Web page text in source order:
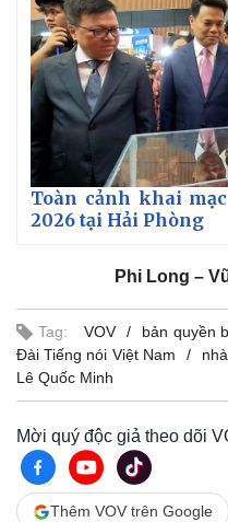
Toàn cảnh khai
2026 tại Hải Phòng
Phi Long –
Tag: VOV bản quyền
Đài Tiếng nói Việt Nam
Lê Quốc Minh
Mời quý độc giả theo dõi
Thêm VOV trên Google